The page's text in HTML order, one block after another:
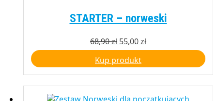
STARTER – norweski
68,90zł Pierwotna
cena
wynosiła:
68,90 zł.
55,00złAktualna
cena
55,00 zł.
Kup produkt